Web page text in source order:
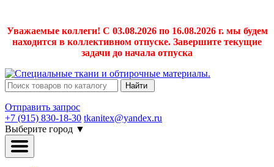
Уважаемые коллеги! С 03.08.2026 по 16.08.2026 г. мы будем
находится в коллективном отпуске. Завершите текущие
задачи до начала отпуска
Найти
Отправить запрос
+7 (915) 830-18-30 tkanitex@yandex.ru
Выберите город ▼